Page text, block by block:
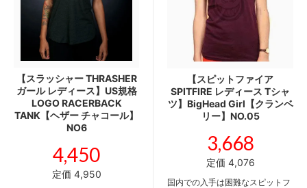
【スラッシャー THRASHER
ガール レディース】US規格
LOGO RACERBACK
TANK【ヘザー チャコール】
NO6
4,450
定価 4,950
【スピットファイア
SPITFIRE レディース Tシャ
ツ】BigHead Girl【クランベ
リー】NO.05
3,668
定価 4,076
国内での入手は困難なスピットフ